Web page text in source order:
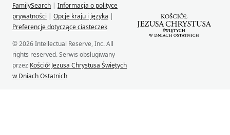
FamilySearch | Informacja o polityce
prywatności | Opcje kraju i języka |
Preferencje dotyczące ciasteczek
© 2026 Intellectual Reserve, Inc. All
rights reserved. Serwis obsługiwany
przez Kościół Jezusa Chrystusa Świętych
w Dniach Ostatnich